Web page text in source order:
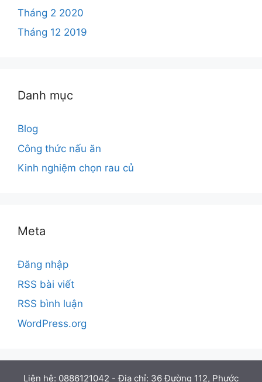
Tháng 2 2020
Tháng 12 2019
Danh mục
Blog
Công thức nấu ăn
Kinh nghiệm chọn rau củ
Meta
Đăng nhập
RSS bài viết
RSS bình luận
WordPress.org
Liên hệ: 0886121042 - Địa chỉ: 36 Đường 112, Phước